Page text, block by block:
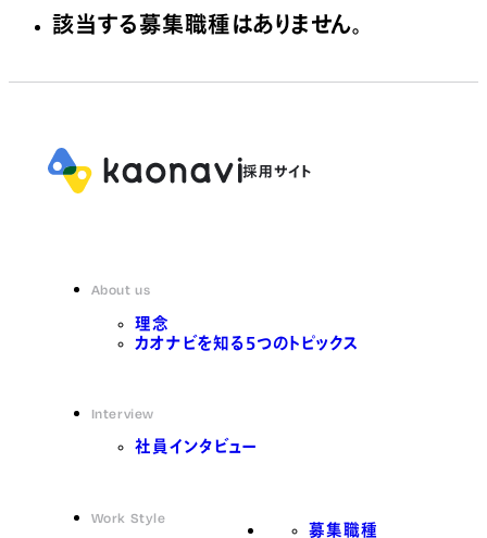
該当する募集職種はありません。
About us
理念
カオナビを知る5つのトピックス
Interview
社員インタビュー
Work Style
募集職種